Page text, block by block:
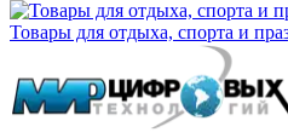
Товары для отдыха, спорта и